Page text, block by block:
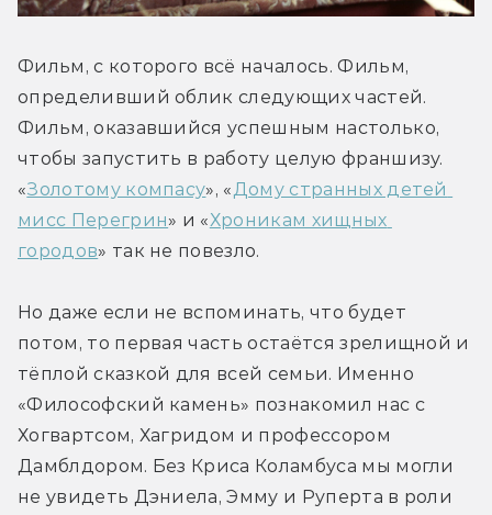
Фильм, с которого всё началось. Фильм,
определивший облик следующих частей.
Фильм, оказавшийся успешным настолько,
чтобы запустить в работу целую франшизу.
«Золотому компасу», «Дому странных детей
мисс Перегрин» и «Хроникам хищных
городов» так не повезло.
Но даже если не вспоминать, что будет
потом, то первая часть остаётся зрелищной и
тёплой сказкой для всей семьи. Именно
«Философский камень» познакомил нас с
Хогвартсом, Хагридом и профессором
Дамблдором. Без Криса Коламбуса мы могли
не увидеть Дэниела, Эмму и Руперта в роли